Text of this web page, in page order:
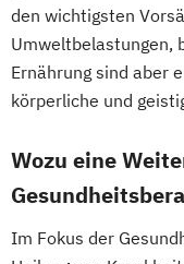
den wichtigsten
Umweltbelastungen,
Ernährung sind aber
körperliche und
Wozu eine
Im Fokus der